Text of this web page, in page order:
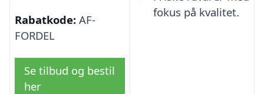
Rabatkode: AF-
FORDEL
Se tilbud og bestil
her
fokus på kvalitet.